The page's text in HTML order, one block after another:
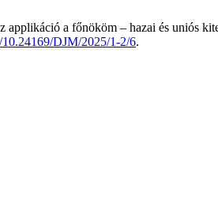
applikáció a főnököm – hazai és uniós
DJM/2025/1-2/6.